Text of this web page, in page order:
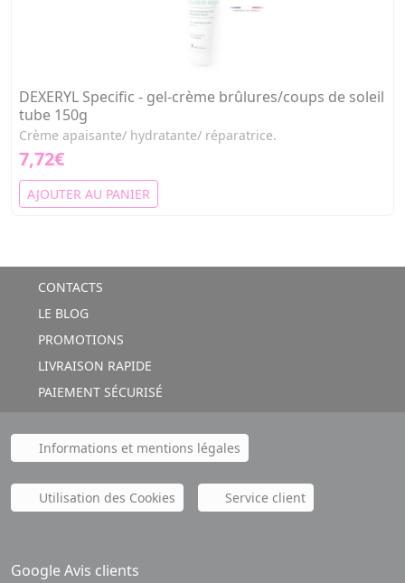
DEXERYL Specific - gel-crème brûlures/coups de soleil
tube 150g
Crème apaisante/ hydratante/ réparatrice.
7,72€
AJOUTER AU PANIER
CONTACTS
LE BLOG
PROMOTIONS
LIVRAISON RAPIDE
PAIEMENT SÉCURISÉ
Informations et mentions légales
Utilisation des Cookies Service client
Google Avis clients